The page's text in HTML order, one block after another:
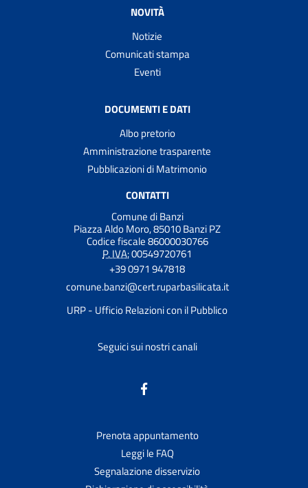
NOVITÀ
Notizie
Comunicati stampa
Eventi
DOCUMENTI E DATI
Albo pretorio
Amministrazione trasparente
Pubblicazioni di Matrimonio
CONTATTI
Comune di Banzi
Piazza Aldo Moro, 85010 Banzi PZ
Codice fiscale 86000030766
P. IVA:00549720761
+39 0971 947818
comune.banzi@cert.ruparbasilicata.it
URP - Ufficio Relazioni con il Pubblico
Seguici sui nostri canali
Prenota appuntamento
Leggi le FAQ
Segnalazione disservizio